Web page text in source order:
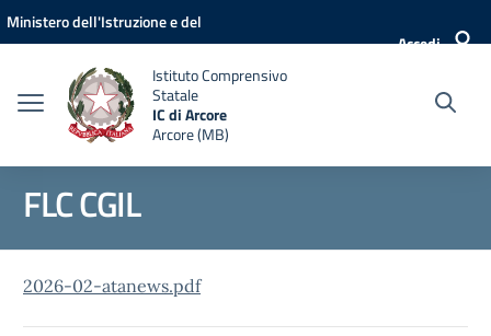
Vai ai contenuti
Vai al menu di navigazione
Vai al footer
Ministero dell'Istruzione e del
Accedi
Istituto Comprensivo
Statale
IC di Arcore
Arcore (MB)
FLC CGIL
2026-02-atanews.pdf